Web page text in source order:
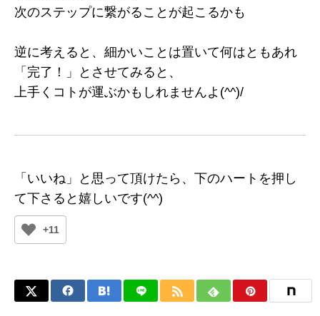
次のステップに繋がることが起こるかも
逆に考えると、細かいことは置いて何はともあれ
「完了！」とさせてみると、
上手くコトが運ぶかもしれませんよ(^^)/
「いいね」と思って頂けたら、下のハートを押し
て下さると嬉しいです(^^)
+11